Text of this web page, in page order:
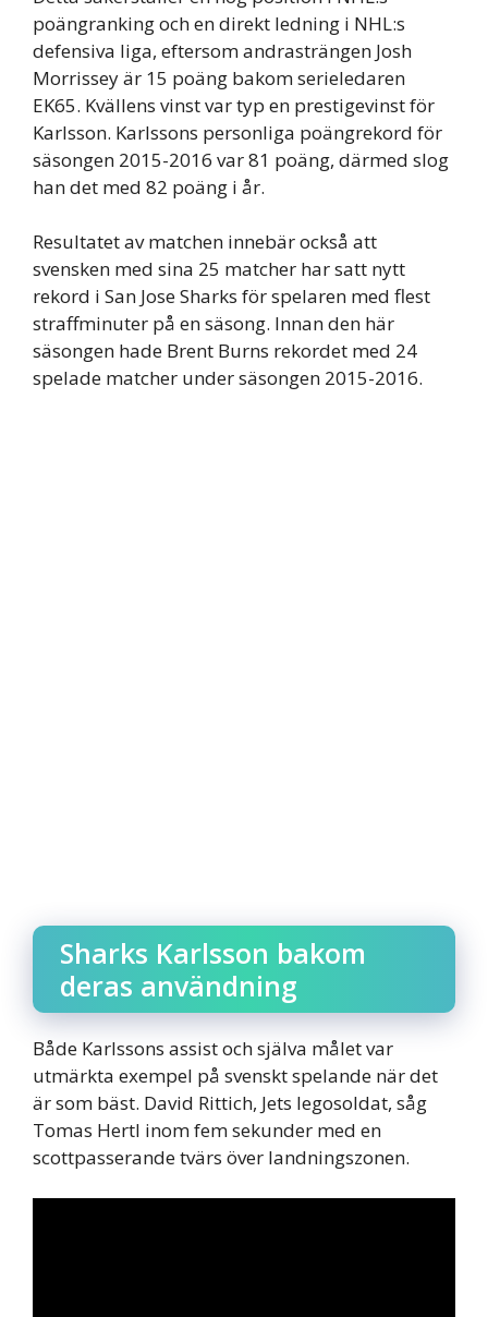
poängranking och en direkt ledning i NHL:s
defensiva liga, eftersom andrasträngen Josh
Morrissey är 15 poäng bakom serieledaren
EK65. Kvällens vinst var typ en prestigevinst för
Karlsson. Karlssons personliga poängrekord för
säsongen 2015-2016 var 81 poäng, därmed slog
han det med 82 poäng i år.
Resultatet av matchen innebär också att
svensken med sina 25 matcher har satt nytt
rekord i San Jose Sharks för spelaren med flest
straffminuter på en säsong. Innan den här
säsongen hade Brent Burns rekordet med 24
spelade matcher under säsongen 2015-2016.
Sharks Karlsson bakom
deras användning
Både Karlssons assist och själva målet var
utmärkta exempel på svenskt spelande när det
är som bäst. David Rittich, Jets legosoldat, såg
Tomas Hertl inom fem sekunder med en
scottpasserande tvärs över landningszonen.